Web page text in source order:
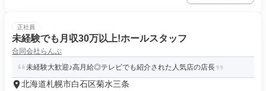
正社員
未経験でも月収30万以上!ホールスタッフ
合同会社らんぷ
未経験大歓迎♪高月給◎テレビでも紹介された人気店の店長
北海道札幌市白石区菊水三条